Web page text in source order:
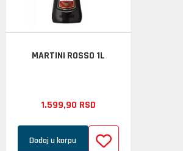
MARTINI ROSSO 1L
1.599,90 RSD
Dodaj u korpu